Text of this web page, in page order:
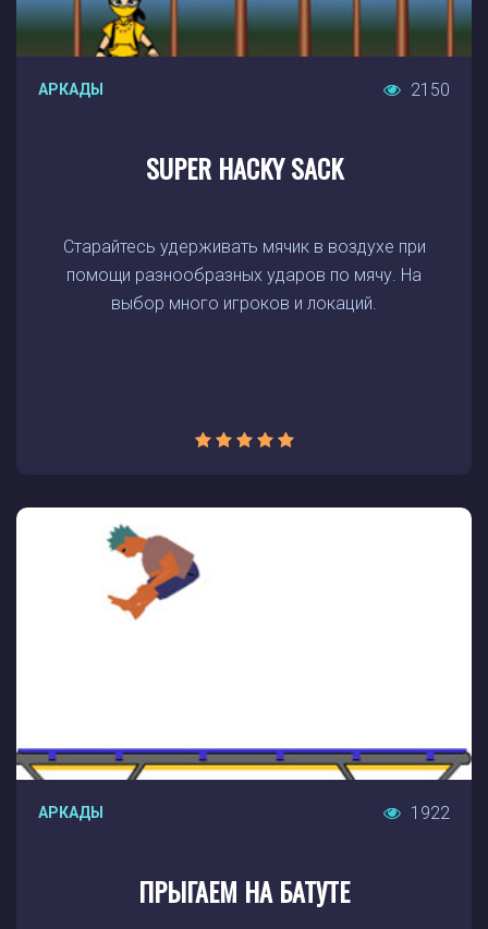
АРКАДЫ 2150
SUPER HACKY SACK
Старайтесь удерживать мячик в воздухе при
помощи разнообразных ударов по мячу. На
выбор много игроков и локаций.
АРКАДЫ 1922
ПРЫГАЕМ НА БАТУТЕ